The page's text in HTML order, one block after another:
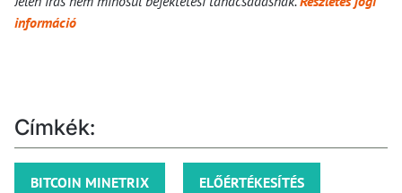
információ
Címkék:
BITCOIN MINETRIX ELŐÉRTÉKESÍTÉS